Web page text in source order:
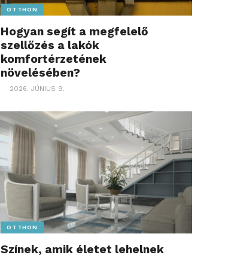
OTTHON
Hogyan segít a megfelelő
szellőzés a lakók
komfortérzetének
növelésében?
2026. JÚNIUS 9.
OTTHON
Színek, amik életet lehelnek